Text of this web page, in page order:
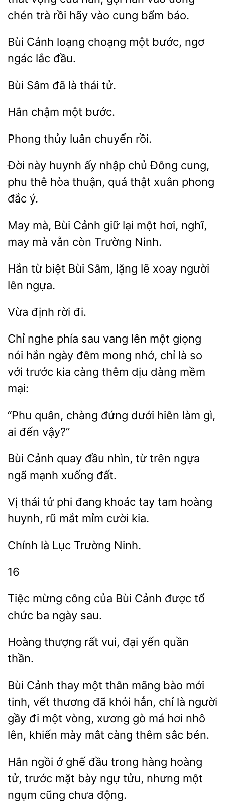
chén trà rồi hãy vào cung bẩm báo.
Cảnh loạng
một bước, ngơ
ngác
đầu.
Bùi Sâm đã
chậm
thủy luân
Đời huynh ấy
chủ Đông cung,
phu thê hòa
quả thật xuân phong
đắc ý.
May mà, Bùi Cảnh giữ lại một hơi, nghĩ,
mà vẫn
Trường
Hắn từ Bùi Sâm, lặng lẽ
người
ngựa.
định
Chỉ nghe phía sau vang lên một
nói hắn ngày đêm mong
chỉ là so
với trước kia càng thêm dịu dàng
mại:
“Phu quân, chàng đứng dưới hiên làm
đến
Bùi Cảnh quay đầu nhìn,
ngựa
ngã mạnh xuống
tử phi đang khoác tay tam
huynh, rũ mắt mỉm cười kia.
là Lục
16
Tiệc
công của Bùi Cảnh được tổ
ba ngày
Hoàng thượng rất vui, yến
Bùi Cảnh thay
thân mãng bào mới
tinh, vết thương đã khỏi hẳn, chỉ là người
gầy đi một vòng, xương gò má
nhô
lên, khiến mày mắt càng thêm sắc
ở ghế đầu trong hàng hoàng
tử, trước mặt bày ngự tửu,
một
ngụm cũng chưa động.